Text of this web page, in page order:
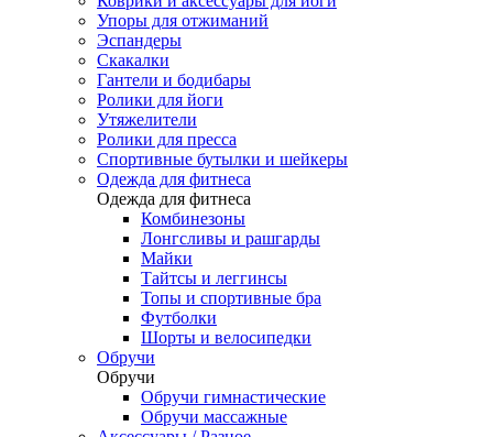
Упоры для отжиманий
Эспандеры
Скакалки
Гантели и бодибары
Ролики для йоги
Утяжелители
Ролики для пресса
Спортивные бутылки и шейкеры
Одежда для фитнеса
Одежда для фитнеса
Комбинезоны
Лонгсливы и рашгарды
Майки
Тайтсы и леггинсы
Топы и спортивные бра
Футболки
Шорты и велосипедки
Обручи
Обручи
Обручи гимнастические
Обручи массажные